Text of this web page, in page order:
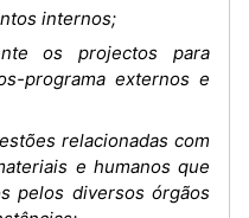
internos;
os projectos para
programa externos e
relacionadas com
e humanos que
pelos diversos órgãos